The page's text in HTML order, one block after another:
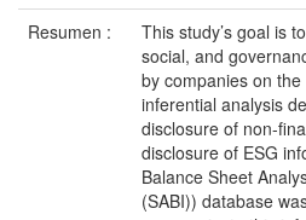
Resumen :
This study’s goal is
social, and
by companies on
inferential analysis
disclosure of non-
disclosure of ESG
Balance Sheet
(SABI)) database